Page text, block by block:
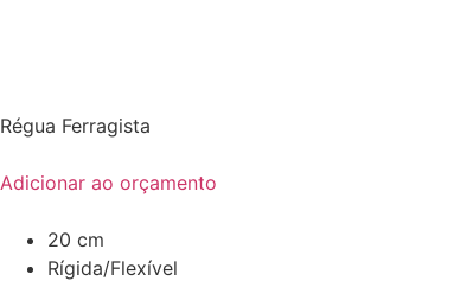
Régua Ferragista
Adicionar ao orçamento
20 cm
Rígida/Flexível